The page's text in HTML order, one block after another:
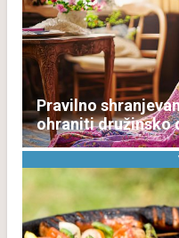
Pravilno
ohraniti družinsko